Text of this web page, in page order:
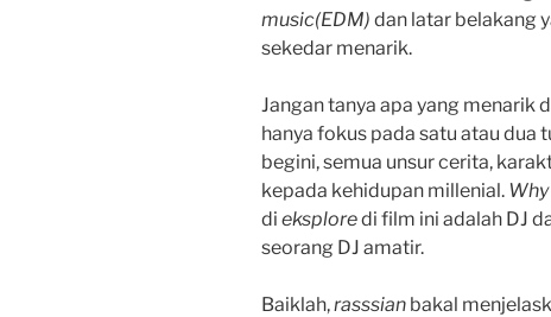
music(EDM) dan latar belakang
sekedar menarik.
Jangan tanya apa yang menarik
hanya fokus pada satu atau dua
begini, semua unsur cerita,
kepada kehidupan millenial.
di eksploredi film ini adalah DJ
seorang DJ amatir.
Baiklah,rasssian bakal